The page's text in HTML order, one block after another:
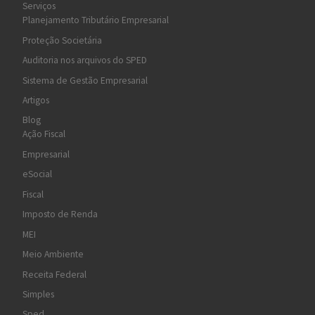
Serviços
Planejamento Tributário Empresarial
Proteção Societária
Auditoria nos arquivos do SPED
Sistema de Gestão Empresarial
Artigos
Blog
Ação Fiscal
Empresarial
eSocial
Fiscal
Imposto de Renda
MEI
Meio Ambiente
Receita Federal
Simples